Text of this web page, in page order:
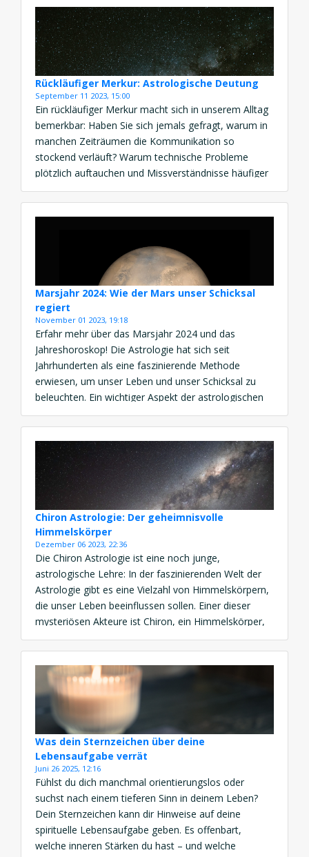
Rückläufiger Merkur: Astrologische Deutung
September 11 2023, 15:00
Ein rückläufiger Merkur macht sich in unserem Alltag
bemerkbar: Haben Sie sich jemals gefragt, warum in
manchen Zeiträumen die Kommunikation so
stockend verläuft? Warum technische Probleme
plötzlich auftauchen und Missverständnisse häufiger
sind? Die Antwort könnte im rückläufigen Merkur
liegen, einer Phase, die in der Astrologie eine
entscheidende Rolle spielt. Der rückläufige Merkur ist
Marsjahr 2024: Wie der Mars unser Schicksal
regiert
November 01 2023, 19:18
Erfahr mehr über das Marsjahr 2024 und das
Jahreshoroskop! Die Astrologie hat sich seit
Jahrhunderten als eine faszinierende Methode
erwiesen, um unser Leben und unser Schicksal zu
beleuchten. Ein wichtiger Aspekt der astrologischen
Praxis ist das Jahreshoroskop, das uns einen Einblick
in die möglichen Entwicklungen und
Herausforderungen im kommenden Jahr bietet. Im
Jahr 2024 steht […]
Chiron Astrologie: Der geheimnisvolle
Himmelskörper
Dezember 06 2023, 22:36
Die Chiron Astrologie ist eine noch junge,
astrologische Lehre: In der faszinierenden Welt der
Astrologie gibt es eine Vielzahl von Himmelskörpern,
die unser Leben beeinflussen sollen. Einer dieser
mysteriösen Akteure ist Chiron, ein Himmelskörper,
der oft im Schatten der bekannteren Planeten steht.
In diesem Artikel werden wir uns eingehend mit der
Chiron Astrologie befassen, um […]
Was dein Sternzeichen über deine
Lebensaufgabe verrät
Juni 26 2025, 12:16
Fühlst du dich manchmal orientierungslos oder
suchst nach einem tieferen Sinn in deinem Leben?
Dein Sternzeichen kann dir Hinweise auf deine
spirituelle Lebensaufgabe geben. Es offenbart,
welche inneren Stärken du hast – und welche